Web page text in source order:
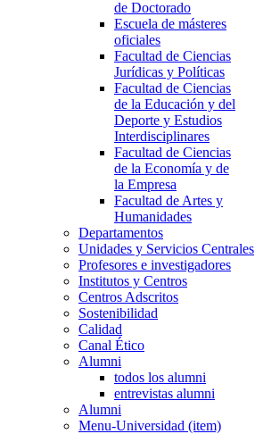
de Doctorado
Escuela de másteres
oficiales
Facultad de Ciencias
Jurídicas y Políticas
Facultad de Ciencias
de la Educación y del
Deporte y Estudios
Interdisciplinares
Facultad de Ciencias
de la Economía y de
la Empresa
Facultad de Artes y
Humanidades
Departamentos
Unidades y Servicios Centrales
Profesores e investigadores
Institutos y Centros
Centros Adscritos
Sostenibilidad
Calidad
Canal Ético
Alumni
todos los alumni
entrevistas alumni
Alumni
Menu-Universidad (item)